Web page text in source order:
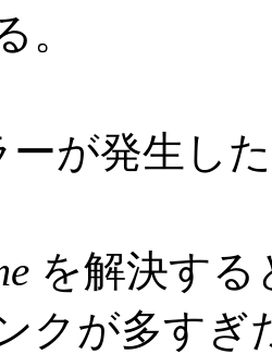
。
ーが発生し
を解決す
クが多すぎ